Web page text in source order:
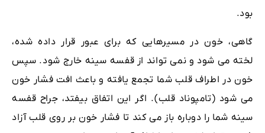
بود.
گاهی، خون در مسیرهایی که برای عبور قرار داده شده،
لخته می شود و نمی تواند از قفسه سینه خارج شود. سپس
خون در اطراف قلب شما تجمع یافته و باعث افت فشار خون
می شود (تامپوناد قلب). اگر این اتفاق بیفتد، جراح قفسه
سینه شما را دوباره باز می کند تا فشار خون بر روی قلب آزاد